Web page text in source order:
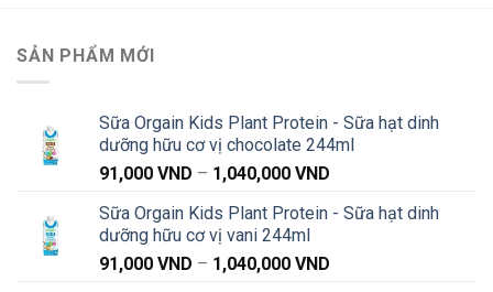
SẢN PHẨM MỚI
Sữa Orgain Kids Plant Protein - Sữa hạt dinh
dưỡng hữu cơ vị chocolate 244ml
91,000 VND – 1,040,000 VND
từ
Sữa Orgain Kids Plant Protein - Sữa hạt dinh
dưỡng hữu cơ vị vani 244ml
91,000 VND – 1,040,000 VND